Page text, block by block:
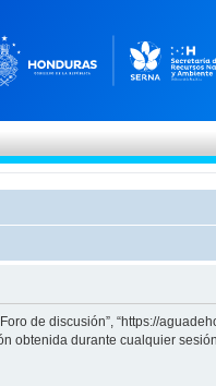
de discusión”, “https://
obtenida durante cualquier